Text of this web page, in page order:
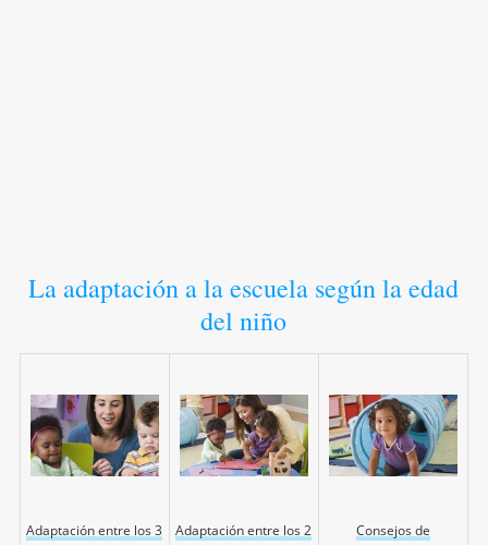
La adaptación a la escuela según la edad
del niño
Adaptación entre los 3
Adaptación entre los 2
Consejos de